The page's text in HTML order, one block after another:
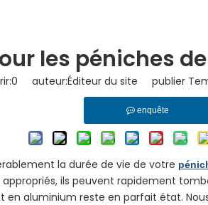
les péniches
0 auteur:Éditeur du site publier
enquête
la durée de vie de votre
ils peuvent rapidement
aluminium reste en parfait état.